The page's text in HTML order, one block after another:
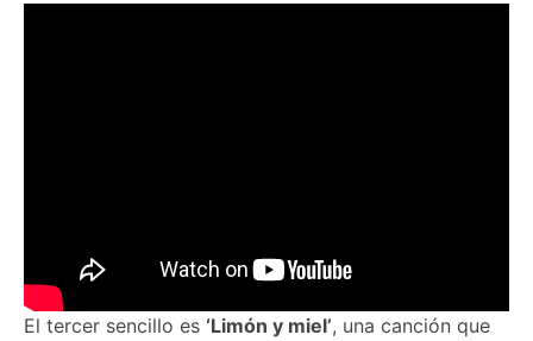
El tercer sencillo es ‘Limón y miel’, una canción que